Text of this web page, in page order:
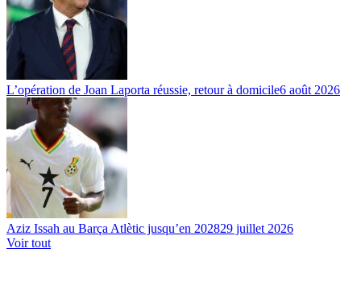
L’opération de Joan Laporta réussie, retour à domicile6 août 2026
Aziz Issah au Barça Atlètic jusqu’en 202829 juillet 2026
Voir tout